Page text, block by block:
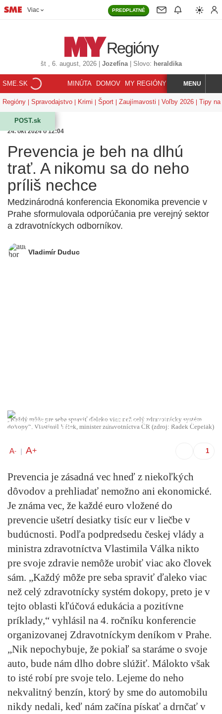
Viac PREDPLATNÉ
Regióny
št, 6. august, 2026| Jozefína| Slovo: heraldika
SME.SK MINÚTA DOMOV MY REGIÓNY KORZÁR
HĽADAJMENU
Regióny Spravodajstvo Krimi Šport Zaujímavosti Voľby 2026 Tipy
POST.sk
24. okt 2024 o 12:04
Prevencia je beh na dlhú
trať. A nikomu sa do neho
príliš nechce
Medzinárodná konferencia Ekonomika prevencie v
Prahe sformulovala odporúčania pre verejný sektor
a zdravotníckych odborníkov.
Vladimír Duduc
„Každý môže pre seba spraviť ďaleko viac než celý zdravotnícky systém
dokopy“, Vlastimil Válek, minister zdravotníctva ČR (zdroj: Radek Čepelák)
A- A+
Prevencia je zásadná vec hneď z niekoľkých
dôvodov a prehliadať nemožno ani ekonomické.
Je známa vec, že každé euro vložené do
prevencie ušetrí desiatky tisíc eur v liečbe v
budúcnosti. Podľa podpredsedu českej vlády a
ministra zdravotníctva Vlastimila Válka nikto
pre svoje zdravie nemôže urobiť viac ako človek
sám. „Každý môže pre seba spraviť ďaleko viac
než celý zdravotnícky systém dokopy, preto je v
tejto oblasti kľúčová edukácia a pozitívne
príklady,“ vyhlásil na 4. ročníku konferencie
organizovanej Zdravotníckym deníkom v Prahe.
„Nik nepochybuje, že pokiaľ sa staráme o svoje
auto, bude nám dlho dobre slúžiť. Málokto však
to isté robí pre svoje telo. Lejeme do neho
nekvalitný benzín, ktorý by sme do automobilu
nikdy nedali, keď nám začína pískať a drnčať v